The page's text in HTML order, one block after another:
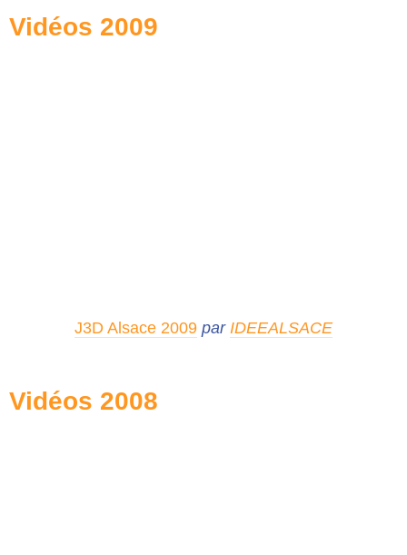
Vidéos 2009
J3D Alsace 2009 par IDEEALSACE
Vidéos 2008